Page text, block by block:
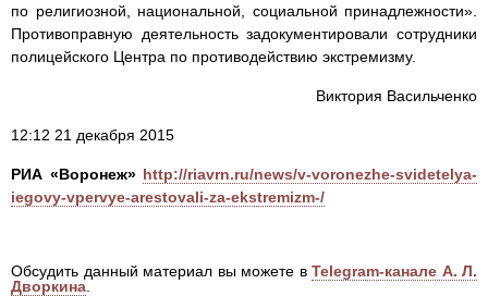
по религиозной, национальной, социальной принадлежности».
Противоправную деятельность задокументировали сотрудники
полицейского Центра по противодействию экстремизму.
Виктория Васильченко
12:12 21 декабря 2015
РИА «Воронеж» http://riavrn.ru/news/v-voronezhe-svidetelya-
iegovy-vpervye-arestovali-za-ekstremizm-/
Обсудить данный материал вы можете в Telegram-канале А. Л.
Дворкина